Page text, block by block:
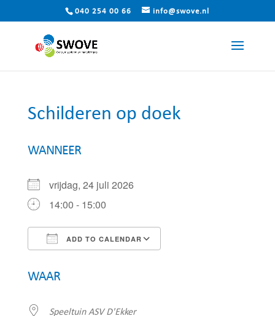
040 254 00 66 info@swove.nl
Schilderen op doek
WANNEER
vrijdag, 24 juli 2026
14:00 - 15:00
ADD TO CALENDAR
WAAR
Speeltuin ASV D'Ekker